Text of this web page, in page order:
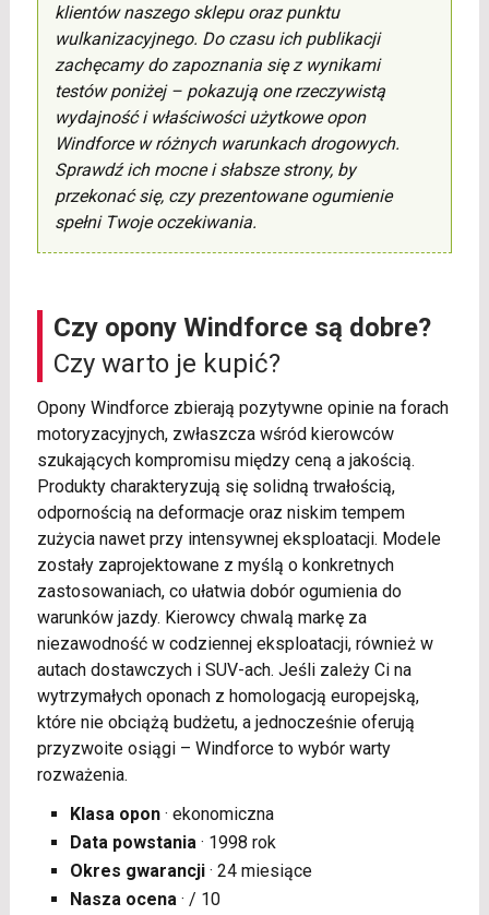
klientów naszego sklepu oraz punktu
wulkanizacyjnego. Do czasu ich publikacji
zachęcamy do zapoznania się z wynikami
testów poniżej – pokazują one rzeczywistą
wydajność i właściwości użytkowe opon
Windforce w różnych warunkach drogowych.
Sprawdź ich mocne i słabsze strony, by
przekonać się, czy prezentowane ogumienie
spełni Twoje oczekiwania.
Czy opony Windforce są dobre?
Czy warto je kupić?
Opony Windforce zbierają pozytywne opinie na forach
motoryzacyjnych, zwłaszcza wśród kierowców
szukających kompromisu między ceną a jakością.
Produkty charakteryzują się solidną trwałością,
odpornością na deformacje oraz niskim tempem
zużycia nawet przy intensywnej eksploatacji. Modele
zostały zaprojektowane z myślą o konkretnych
zastosowaniach, co ułatwia dobór ogumienia do
warunków jazdy. Kierowcy chwalą markę za
niezawodność w codziennej eksploatacji, również w
autach dostawczych i SUV-ach. Jeśli zależy Ci na
wytrzymałych oponach z homologacją europejską,
które nie obciążą budżetu, a jednocześnie oferują
przyzwoite osiągi – Windforce to wybór warty
rozważenia.
Klasa opon· ekonomiczna
Data powstania · 1998 rok
Okres gwarancji· 24 miesiące
Nasza ocena · / 10